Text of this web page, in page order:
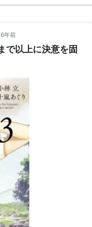
6年前
で以上に決意を固